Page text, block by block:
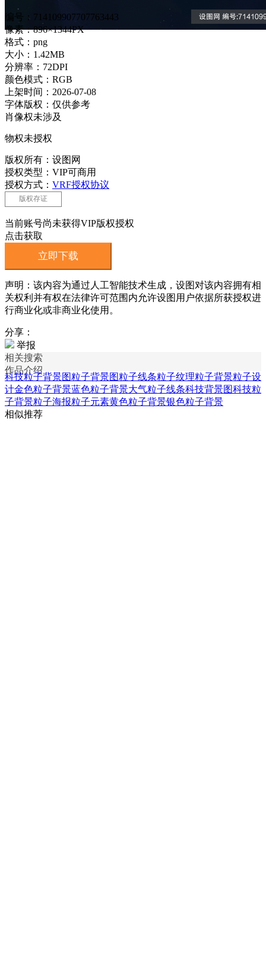
编号：714109907707763443
像素：896×1344PX
格式：png
大小：1.42MB
分辨率：72DPI
颜色模式：RGB
上架时间：2026-07-08
字体版权：仅供参考
肖像权未涉及
物权未授权
版权所有：设图网
授权类型：VIP可商用
授权方式： VRF授权协议
版权存证
当前账号尚未获得VIP版权授权
点击获取
立即下载
声明：该内容为通过人工智能技术生成，设图对该内容拥有相
关权利并有权在法律许可范围内允许设图用户依据所获授权进
行商业化或非商业化使用。
分享：
举报
相关搜索
作品介绍
科技粒子背景图粒子背景图粒子线条粒子纹理粒子背景粒子设
计金色粒子背景蓝色粒子背景大气粒子线条科技背景图科技粒
子背景粒子海报粒子元素黄色粒子背景银色粒子背景
相似推荐